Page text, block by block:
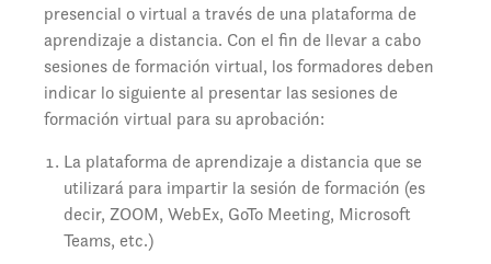
presencial o virtual a través de una plataforma de
aprendizaje a distancia. Con el fin de llevar a cabo
sesiones de formación virtual, los formadores deben
indicar lo siguiente al presentar las sesiones de
formación virtual para su aprobación:
La plataforma de aprendizaje a distancia que se
utilizará para impartir la sesión de formación (es
decir, ZOOM, WebEx, GoTo Meeting, Microsoft
Teams, etc.)